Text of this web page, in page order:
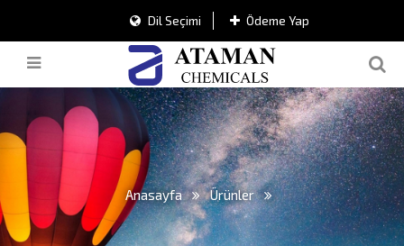
Dil Seçimi Ödeme Yap
Anasayfa Ürünler